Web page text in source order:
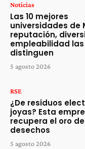
Noticias
Las 10 mejores
universidades de
reputación,
empleabilidad las
distinguen
5 agosto 2026
RSE
¿De residuos
joyas? Esta
recupera el oro
desechos
5 agosto 2026